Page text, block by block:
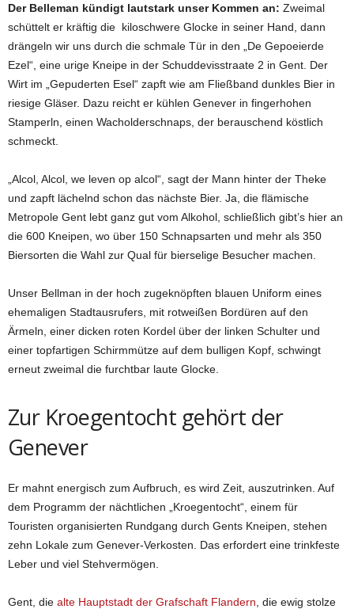
Der Belleman kündigt lautstark unser Kom­men an: Zweimal
schüttelt er kräftig die kiloschwere Glocke in seiner Hand, dann
drängeln wir uns durch die schmale Tür in den „De Gepoeierde
Ezel“, eine urige Kneipe in der Schuddevisstraate 2 in Gent. Der
Wirt im „Gepuderten Esel“ zapft wie am Fließband dunkles Bier in
riesige Gläser. Da­zu reicht er kühlen Genever in fingerhohen
Stamperln, einen Wa­­chol­­­der­­schnaps, der berauschend köst­­lich
schmeckt.
„Alcol, Alcol, we leven op alcol“, sagt der Mann hinter der Theke
und zapft lächelnd schon das nächste Bier. Ja, die flämische
Metropole Gent lebt ganz gut vom Alkohol, schließlich gibt’s hier an
die 600 Kneipen, wo über 150 Schnapsarten und mehr als 350
Bier­sorten die Wahl zur Qual für bierselige Besucher machen.
Unser Bellman in der hoch zu­geknöpften blauen Uniform eines
ehemaligen Stadtausrufers, mit rotweißen Bordüren auf den
Ärmeln, einer dicken roten Kordel über der linken Schulter und
einer topfartigen Schirmmütze auf dem bulligen Kopf, schwingt
erneut zweimal die furchtbar laute Glocke.
Zur Kroegentocht gehört der
Genever
Er mahnt energisch zum Aufbruch, es wird Zeit, auszutrinken. Auf
dem Programm der nächtlichen „Kroegentocht“, einem für
Touristen organisierten Rundgang durch Gents Kneipen, stehen
zehn Lokale zum Genever-Verkosten. Das erfordert eine trinkfeste
Leber und viel Stehvermögen.
Gent, die alte Hauptstadt der Grafschaft Flandern , die ewig stolze